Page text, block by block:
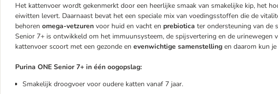
Het kattenvoer wordt gekenmerkt door een heerlijke smaak van smakelijke kip, het
eiwitten levert. Daarnaast bevat het een speciale mix van voedingsstoffen die de
behoren omega-vetzuren voor huid en vacht en prebiotica ter ondersteuning van de
Senior 7+ is ontwikkeld om het immuunsysteem, de spijsvertering en de urinewegen
kattenvoer scoort met een gezonde en evenwichtige samenstelling en daarom kun
Purina ONE Senior 7+ in één oogopslag:
Smakelijk droogvoer voor oudere katten vanaf 7 jaar.